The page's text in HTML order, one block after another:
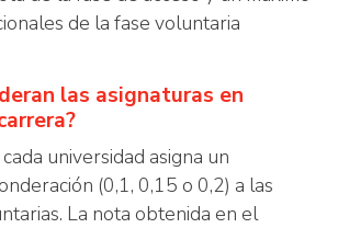
de la fase voluntaria
las asignaturas en
universidad asigna un
(0,1, 0,15 o 0,2) a las
La nota obtenida en el